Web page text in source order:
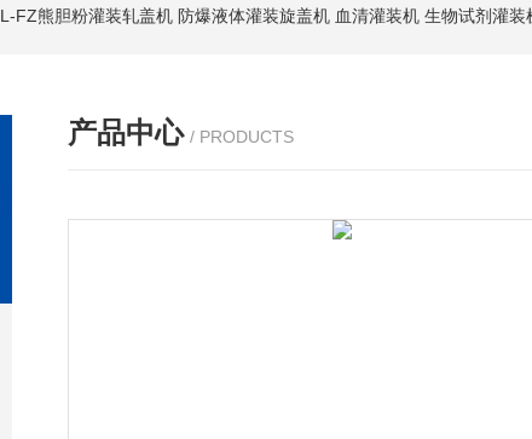
L-FZ熊胆粉灌装轧盖机 防爆液体灌装旋盖机 血清灌装机 生物试剂灌装
产品中心 / PRODUCTS